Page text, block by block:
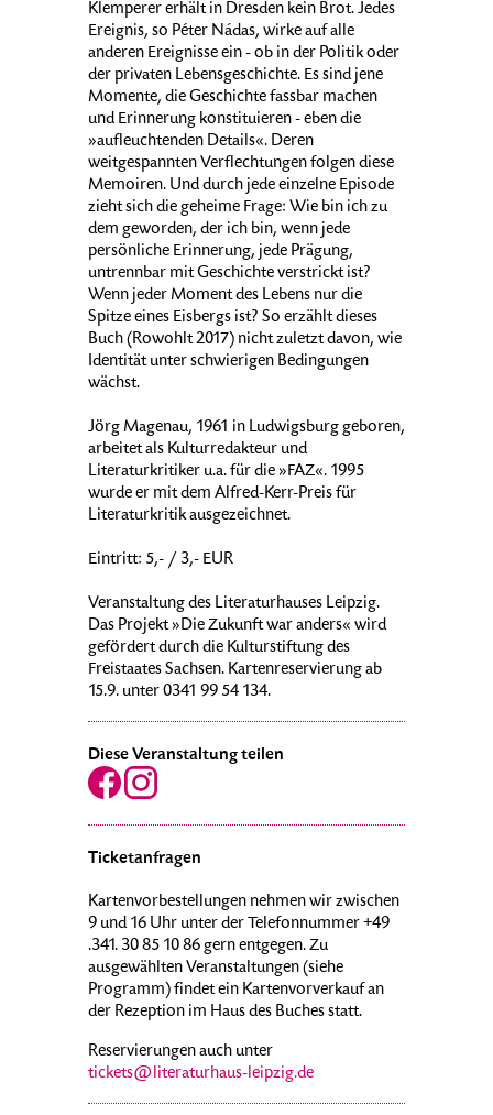
Klemperer erhält in Dresden kein Brot. Jedes
Ereignis, so Péter Nádas, wirke auf alle
anderen Ereignisse ein - ob in der Politik oder
der privaten Lebensgeschichte. Es sind jene
Momente, die Geschichte fassbar machen
und Erinnerung konstituieren - eben die
»aufleuchtenden Details«. Deren
weitgespannten Verflechtungen folgen diese
Memoiren. Und durch jede einzelne Episode
zieht sich die geheime Frage: Wie bin ich zu
dem geworden, der ich bin, wenn jede
persönliche Erinnerung, jede Prägung,
untrennbar mit Geschichte verstrickt ist?
Wenn jeder Moment des Lebens nur die
Spitze eines Eisbergs ist? So erzählt dieses
Buch (Rowohlt 2017) nicht zuletzt davon, wie
Identität unter schwierigen Bedingungen
wächst.
Jörg Magenau, 1961 in Ludwigsburg geboren,
arbeitet als Kulturredakteur und
Literaturkritiker u.a. für die »FAZ«. 1995
wurde er mit dem Alfred-Kerr-Preis für
Literaturkritik ausgezeichnet.
Eintritt: 5,- / 3,- EUR
Veranstaltung des Literaturhauses Leipzig.
Das Projekt »Die Zukunft war anders« wird
gefördert durch die Kulturstiftung des
Freistaates Sachsen. Kartenreservierung ab
15.9. unter 0341 99 54 134.
Diese Veranstaltung teilen
Ticketanfragen
Kartenvorbestellungen nehmen wir zwischen
9 und 16 Uhr unter der Telefonnummer +49
.341. 30 85 10 86 gern entgegen. Zu
ausgewählten Veranstaltungen (siehe
Programm) findet ein Kartenvorverkauf an
der Rezeption im Haus des Buches statt.
Reservierungen auch unter
tickets@literaturhaus-leipzig.de